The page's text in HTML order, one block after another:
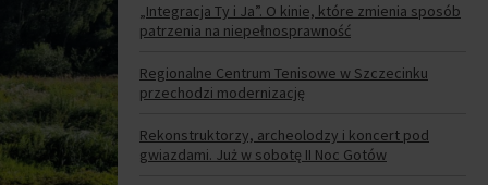
„Integracja Ty i Ja”. O kinie, które zmienia sposób
patrzenia na niepełnosprawność
Regionalne Centrum Tenisowe w Szczecinku
przechodzi modernizację
Rekonstruktorzy, archeolodzy i koncert pod
gwiazdami. Już w sobotę II Noc Gotów